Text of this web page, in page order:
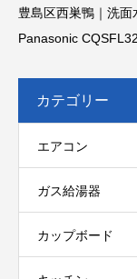
豊島区西巣鴨｜洗面
Panasonic
カテゴリー
エアコン
ガス給湯器
カップボード